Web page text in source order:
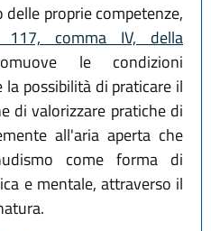
proprie competenze,
117, comma IV, della
le condizioni
la possibilità di praticare il
di valorizzare pratiche di
all'aria aperta che
come forma di
e mentale, attraverso il